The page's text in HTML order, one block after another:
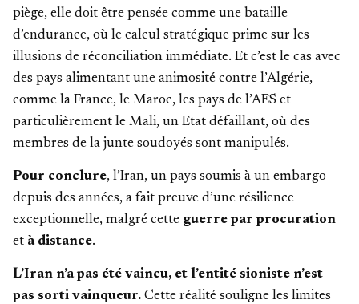
piège, elle doit être pensée comme une bataille
d’endurance, où le calcul stratégique prime sur les
illusions de réconciliation immédiate. Et c’est le cas avec
des pays alimentant une animosité contre l’Algérie,
comme la France, le Maroc, les pays de l’AES et
particulièrement le Mali, un Etat défaillant, où des
membres de la junte soudoyés sont manipulés.
Pour conclure, l’Iran, un pays soumis à un embargo
depuis des années, a fait preuve d’une résilience
exceptionnelle, malgré cette guerre par procuration
et à distance.
L’Iran n’a pas été vaincu, et l’entité sioniste n’est
pas sorti vainqueur. Cette réalité souligne les limites